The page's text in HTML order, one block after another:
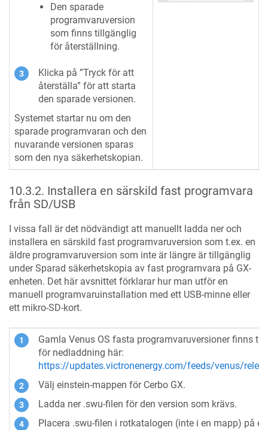
Den sparade
programvaruversion
som finns tillgänglig
för återställning.
Klicka på ”Tryck för att
återställa” för att starta
den sparade versionen.
Systemet startar nu om den
sparade programvaran och den
nuvarande versionen sparas
som den nya säkerhetskopian.
10.3.2. Installera en särskild fast programvara
från SD/USB
I vissa fall är det nödvändigt att manuellt ladda ner och
installera en särskild fast programvaruversion som t.ex. en
äldre programvaruversion som inte är längre är tillgänglig
under Sparad säkerhetskopia av fast programvara på GX-
enheten. Det här avsnittet förklarar hur man utför en
manuell programvaruinstallation med ett USB-minne eller
ett mikro-SD-kort.
Gamla Venus OS fasta programvaruversioner finns
för nedladdning här:
https://updates.victronenergy.com/feeds/venus/
Välj einstein-mappen för Cerbo GX.
Ladda ner .swu-filen för den version som krävs.
Placera .swu-filen i rotkatalogen (inte i en mapp) på